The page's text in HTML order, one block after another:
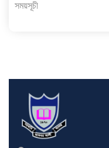
সময়সূচী